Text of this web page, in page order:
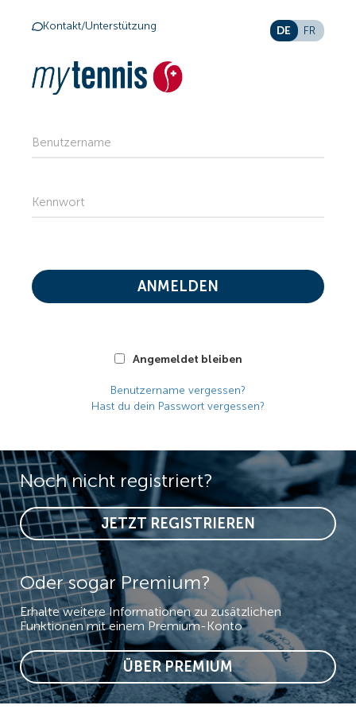
Noch nicht registriert?
JETZT REGISTRIEREN
Oder sogar Premium?
Erhalte weitere Informationen zu zusätzlichen
Funktionen mit einem Premium-Konto
ÜBER PREMIUM
Kontakt/Unterstützung DE FR
Benutzername
Kennwort
Angemeldet bleiben
ANMELDEN
Benutzername vergessen?
Hast du dein Passwort vergessen?